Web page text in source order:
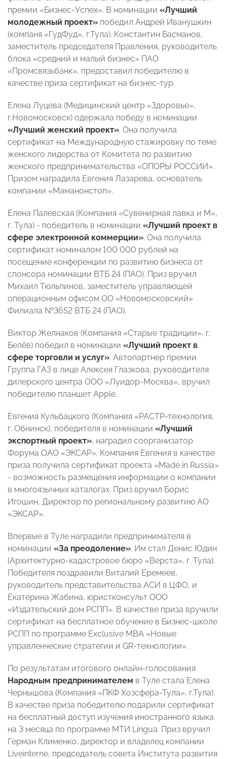
премии «Бизнес-Успех». В номинации «Лучший
молодежный проект» победил Андрей Иванушкин
(компаня «ГудФуд», г.Тула). Константин Басманов,
заместитель председателя Правления, руководитель
блока «средний и малый бизнес» ПАО
«Промсвязьбанк», предоставил победителю в
качестве приза сертификат на бизнес-тур.
Елена Луцева (Медицинский центр «Здоровье»,
г.Новомосковск) одержала победу в номинации
«Лучший женский проект». Она получила
сертификат на Международную стажировку по теме
женского лидерства от Комитета по развитию
женского предпринимательства «ОПОРЫ РОССИИ».
Призом наградила Евгения Лазарева, основатель
компании «Маманонстоп».
Елена Палевская (Компания «Сувенирная лавка и М»,
г. Тула) - победитель в номинации «Лучший проект в
сфере электронной коммерции». Она получила
сертификат номиналом 100 000 рублей на
посещение конференции по развитию бизнеса от
спонсора номинации ВТБ 24 (ПАО). Приз вручил
Михаил Тюльпинов, заместитель управляющей
операционным офисом ОО «Новомосковский»
Филиала №3652 ВТБ 24 (ПАО).
Виктор Желнаков (Компания «Старые традиции», г.
Белёв) победил в номинации «Лучший проект в
сфере торговли и услуг». Автопартнер премии
Группа ГАЗ в лице Алексея Глазкова, руководителя
дилерского центра ООО «Луидор-Москва», вручил
победителю планшет Apple.
Евгения Кульбацкого (Компания «РАСТР-технология,
г. Обнинск), победителя в номинации «Лучший
экспортный проект», наградил соорганизатор
Форума ОАО «ЭКСАР». Компания Евгения в качестве
приза получила сертификат проекта «Made in Russia»
- возможность размещения информации о компании
в многоязычных каталогах. Приз вручил Борис
Игошин, Директор по региональному развитию АО
«ЭКСАР».
Впервые в Туле наградили предпринимателя в
номинации «За преодоление». Им стал Денис Юдин
(Архитектурно-кадастровое бюро «Верста», г. Тула).
Победителя поздравили Виталий Еремеев,
руководитель представительства АСИ в ЦФО, и
Екатерина Жабина, юристконсульт ООО
«Издательский дом РСПП». В качестве приза вручили
сертификат на бесплатное обучение в Бизнес-школе
РСПП по программе Exclusive MBA «Новые
управленческие стратегии и GR-технологии».
По результатам итогового онлайн-голосования
Народным предпринимателем в Туле стала Елена
Чернышова (Компания «ПКФ Хозсфера-Тула», г.Тула).
В качестве приза победителю подарили сертификат
на бесплатный доступ изучения иностранного языка
на 3 месяца по программе МТИ Lingua. Приз вручил
Герман Клименко, директор и владелец компании
Liveinterne, председатель совета Института развития